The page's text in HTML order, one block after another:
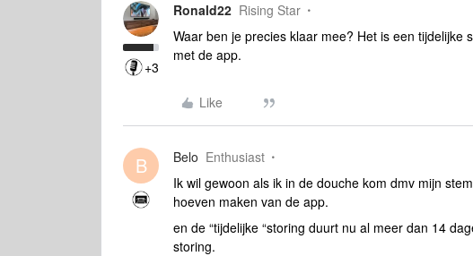
+3
Ronald22 Rising Star
Waar ben je precies klaar mee? Het is een tijdelijke
met de app.
Like
B Belo Enthusiast
Ik wil gewoon als ik in de douche kom dmv mijn
hoeven maken van de app.
en de “tijdelijke “storing duurt nu al meer dan 14
storing.